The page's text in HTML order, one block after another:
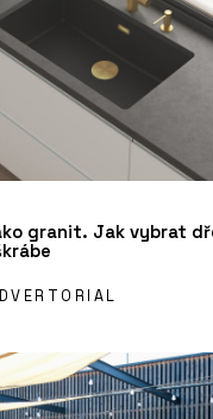
granit. Jak vybrat